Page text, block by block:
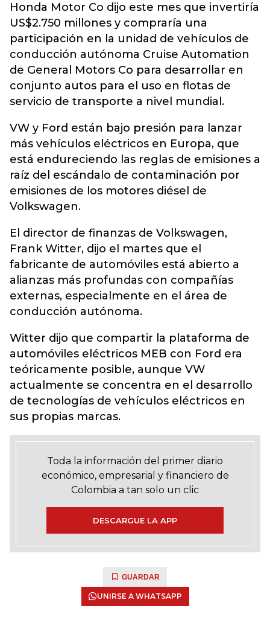
Honda Motor Co dijo este mes que invertiría
US$2.750 millones y compraría una
participación en la unidad de vehículos de
conducción autónoma Cruise Automation
de General Motors Co para desarrollar en
conjunto autos para el uso en flotas de
servicio de transporte a nivel mundial.
VW y Ford están bajo presión para lanzar
más vehículos eléctricos en Europa, que
está endureciendo las reglas de emisiones a
raíz del escándalo de contaminación por
emisiones de los motores diésel de
Volkswagen.
El director de finanzas de Volkswagen,
Frank Witter, dijo el martes que el
fabricante de automóviles está abierto a
alianzas más profundas con compañías
externas, especialmente en el área de
conducción autónoma.
Witter dijo que compartir la plataforma de
automóviles eléctricos MEB con Ford era
teóricamente posible, aunque VW
actualmente se concentra en el desarrollo
de tecnologías de vehículos eléctricos en
sus propias marcas.
Toda la información del primer diario
económico, empresarial y financiero de
Colombia a tan solo un clic
DESCARGUE LA APP
GUARDAR
UNIRSE A WHATSAPP